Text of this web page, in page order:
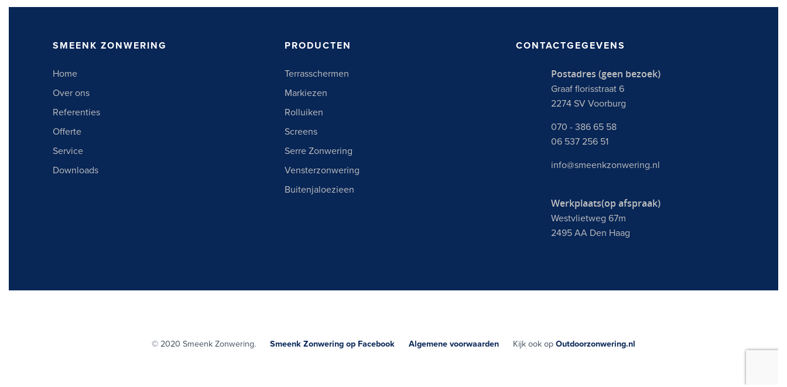
SMEENK ZONWERING
Home
Over ons
Referenties
Offerte
Service
Downloads
PRODUCTEN
Terrasschermen
Markiezen
Rolluiken
Screens
Serre Zonwering
Vensterzonwering
Buitenjaloezieen
CONTACTGEGEVENS
Postadres (geen bezoek)
Graaf florisstraat 6
2274 SV Voorburg
070 - 386 65 58
06 537 256 51
info@smeenkzonwering.nl
Werkplaats(op afspraak)
Westvlietweg 67m
2495 AA Den Haag
© 2020 Smeenk Zonwering. Smeenk Zonwering op Facebook Algemene voorwaarden Kijk ook op Outdoorzonwering.nl